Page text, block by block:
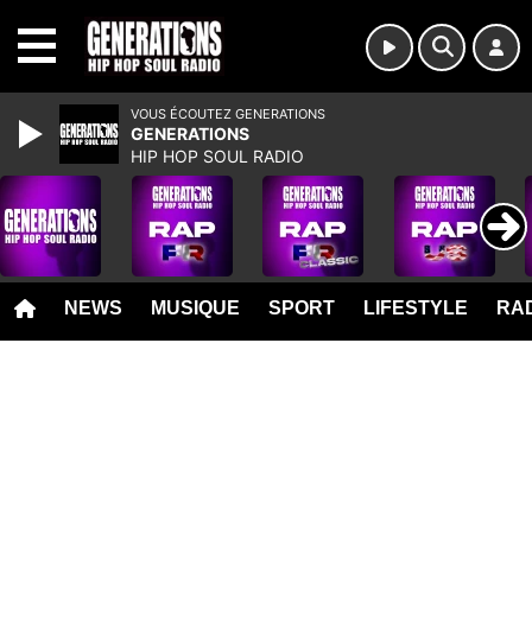
NEWS MUSIQUE SPORT LIFESTYLE
VOUS ÉCOUTEZ GENERATIONS
GENERATIONS
HIP HOP SOUL RADIO